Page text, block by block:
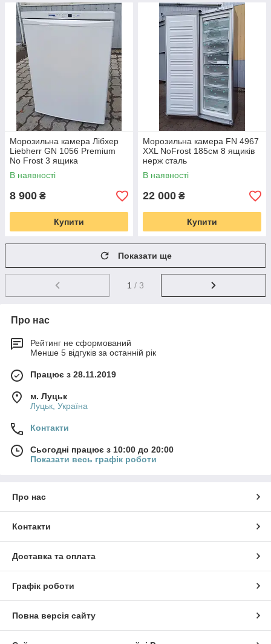
Морозильна камера Лібхер
Liebherr GN 1056 Premium
No Frost 3 ящика
В наявності
8 900 ₴
Купити
Морозильна камера FN 4967
XXL NoFrost 185см 8 ящиків
нерж сталь
В наявності
22 000 ₴
Купити
Показати ще
1 / 3
Про нас
Рейтинг не сформований
Менше 5 відгуків за останній рік
Працює з 28.11.2019
м. Луцьк
Луцьк, Україна
Контакти
Сьогодні працює з 10:00 до 20:00
Показати весь графік роботи
Про нас
Контакти
Доставка та оплата
Графік роботи
Повна версія сайту